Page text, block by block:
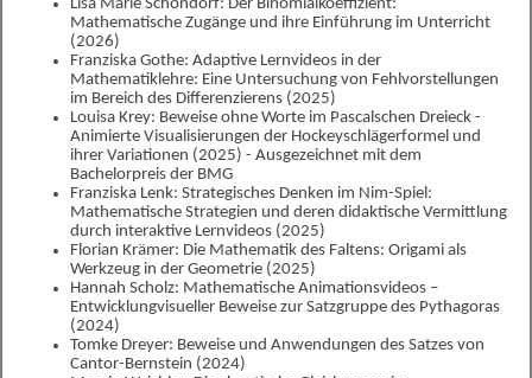
Lisa Marie Schöndorf: Der Binomialkoeffizient:
Mathematische Zugänge und ihre Einführung im Unterricht
(2026)
Franziska Gothe: Adaptive Lernvideos in der
Mathematiklehre: Eine Untersuchung von Fehlvorstellungen
im Bereich des Differenzierens (2025)
Louisa Krey: Beweise ohne Worte im Pascalschen Dreieck -
Animierte Visualisierungen der Hockeyschlägerformel und
ihrer Variationen (2025) - Ausgezeichnet mit dem
Bachelorpreis der BMG
Franziska Lenk: Strategisches Denken im Nim-Spiel:
Mathematische Strategien und deren didaktische Vermittlung
durch interaktive Lernvideos (2025)
Florian Krämer: Die Mathematik des Faltens: Origami als
Werkzeug in der Geometrie (2025)
Hannah Scholz: Mathematische Animationsvideos –
Entwicklungvisueller Beweise zur Satzgruppe des Pythagoras
(2024)
Tomke Dreyer: Beweise und Anwendungen des Satzes von
Cantor-Bernstein (2024)